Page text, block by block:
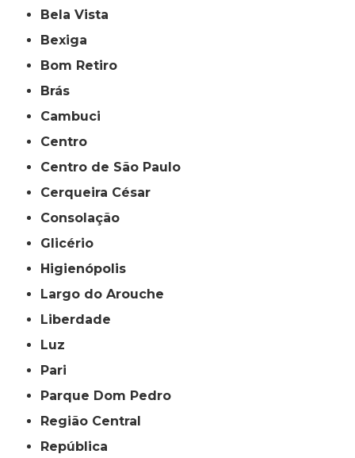
Bela Vista
Bexiga
Bom Retiro
Brás
Cambuci
Centro
Centro de São Paulo
Cerqueira César
Consolação
Glicério
Higienópolis
Largo do Arouche
Liberdade
Luz
Pari
Parque Dom Pedro
Região Central
República